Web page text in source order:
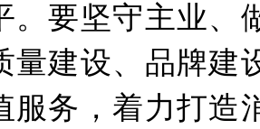
。要坚守主业、
量建设、品牌建
服务，着力打造